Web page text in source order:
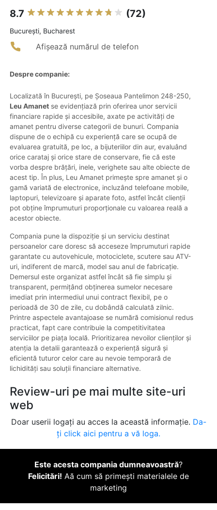
8.7 (72)
Bucureşti, Bucharest
Afișează numărul de telefon
Despre companie:
Localizată în București, pe Șoseaua Pantelimon 248-250,
Leu Amanet se evidențiază prin oferirea unor servicii
financiare rapide și accesibile, axate pe activități de
amanet pentru diverse categorii de bunuri. Compania
dispune de o echipă cu experiență care se ocupă de
evaluarea gratuită, pe loc, a bijuteriilor din aur, evaluând
orice carataj și orice stare de conservare, fie că este
vorba despre brățări, inele, verighete sau alte obiecte de
acest tip. În plus, Leu Amanet primește spre amanet și o
gamă variată de electronice, incluzând telefoane mobile,
laptopuri, televizoare și aparate foto, astfel încât clienții
pot obține împrumuturi proporționale cu valoarea reală a
acestor obiecte.
Compania pune la dispoziție și un serviciu destinat
persoanelor care doresc să acceseze împrumuturi rapide
garantate cu autovehicule, motociclete, scutere sau ATV-
uri, indiferent de marcă, model sau anul de fabricație.
Demersul este organizat astfel încât să fie simplu și
transparent, permițând obținerea sumelor necesare
imediat prin intermediul unui contract flexibil, pe o
perioadă de 30 de zile, cu dobândă calculată zilnic.
Printre aspectele avantajoase se numără comisionul redus
practicat, fapt care contribuie la competitivitatea
serviciilor pe piața locală. Prioritizarea nevoilor clienților și
atenția la detalii garantează o experiență sigură și
eficientă tuturor celor care au nevoie temporară de
lichidități sau soluții financiare alternative.
Review-uri pe mai multe site-uri
web
Doar userii logați au acces la această informație. Da-
ți click aici pentru a vă loga.
Este acesta compania dumneavoastră?
Felicitări! Aă cum să primești materialele de
marketing